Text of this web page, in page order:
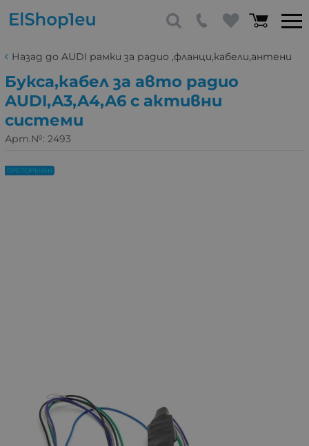
Назад до AUDI рамки за радио ,фланци,кабели,антени
Букса,кабел за авто радио
AUDI,A3,A4,A6 с активни
системи
Арт.№: 2493
ПРЕПОРЪЧАН